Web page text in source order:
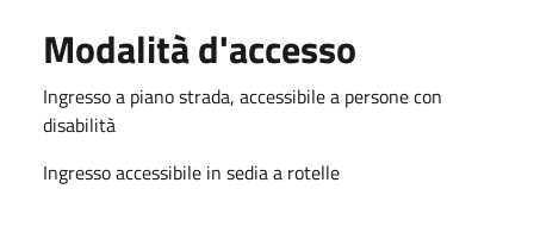
Modalità d'accesso
Ingresso a piano strada, accessibile a persone con
disabilità
Ingresso accessibile in sedia a rotelle